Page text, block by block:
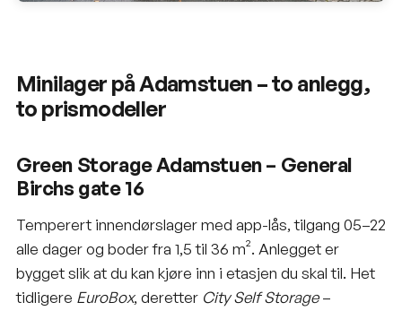
Minilager på Adamstuen – to anlegg,
to prismodeller
Green Storage Adamstuen – General
Birchs gate 16
Temperert innendørslager med app-lås, tilgang 05–22
alle dager og boder fra 1,5 til 36 m². Anlegget er
bygget slik at du kan kjøre inn i etasjen du skal til. Het
tidligere EuroBox, deretter City Self Storage–